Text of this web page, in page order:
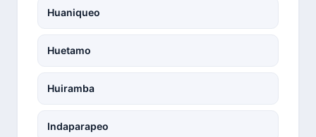
Huaniqueo
Huetamo
Huiramba
Indaparapeo